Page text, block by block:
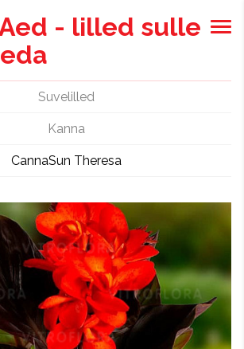
- lilled sulle
Suvelilled
Kanna
CannaSun Theresa